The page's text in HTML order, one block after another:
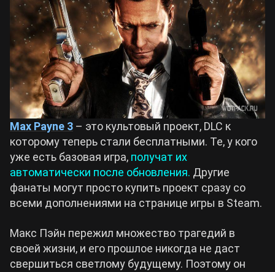
Max Payne 3 – это культовый проект, DLC к
которому теперь стали бесплатными. Те, у кого
уже есть базовая игра, получат их
автоматически после обновления. Другие
фанаты могут просто купить проект сразу со
всеми дополнениями на странице игры в Steam.
Макс Пэйн пережил множество трагедий в
своей жизни, и его прошлое никогда не даст
свершиться светлому будущему. Поэтому он